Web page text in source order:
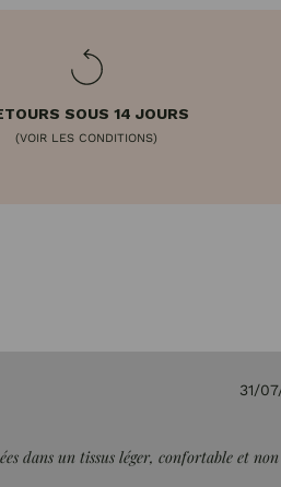
SOUS 14 JOURS
(VOIR LES CONDITIONS)
31/
dans un tissus léger, confortable et non